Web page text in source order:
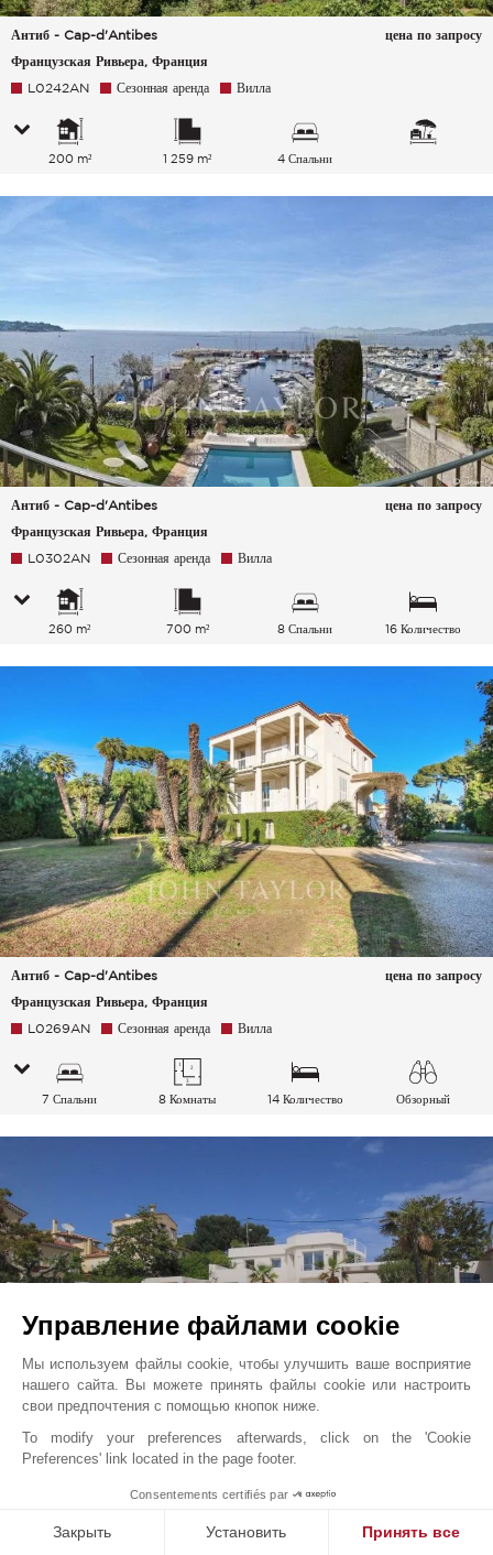
Антиб - Cap-d'Antibes
Французская Ривьера, Франция
цена по запросу
L0242AN Сезонная аренда Вилла
200 m² 1 259 m² 4 Спальни
Антиб - Cap-d'Antibes
Французская Ривьера, Франция
цена по запросу
L0302AN Сезонная аренда Вилла
260 m² 700 m² 8 Спальни
16 Количество
Антиб - Cap-d'Antibes
Французская Ривьера, Франция
цена по запросу
L0269AN Сезонная аренда Вилла
7 Спальни 8 Комнаты
14 Количество
Обзорный
Антиб - Cap-d'Antibes
цена по запросу
Сезонная аренда Вилла
Управление файлами cookie
Мы используем файлы cookie, чтобы улучшить ваше восприятие
нашего сайта. Вы можете принять файлы cookie или настроить
свои предпочтения с помощью кнопок ниже.
To modify your preferences afterwards, click on the 'Cookie
Preferences' link located in the page footer.
Consentements certifiés par
Закрыть Установить Принять все